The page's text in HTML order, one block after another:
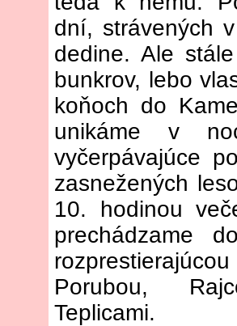
dní, strávených
dedine. Ale
bunkrov, lebo
koňoch do
unikáme v
vyčerpávajúce
zasnežených
10. hodinou
prechádzame
Porubou,
Teplicami.